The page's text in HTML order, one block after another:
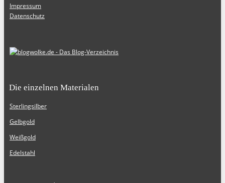
Impressum
Datenschutz
Die einzelnen Materialen
Sterlingsilber
Gelbgold
Weißgold
Edelstahl